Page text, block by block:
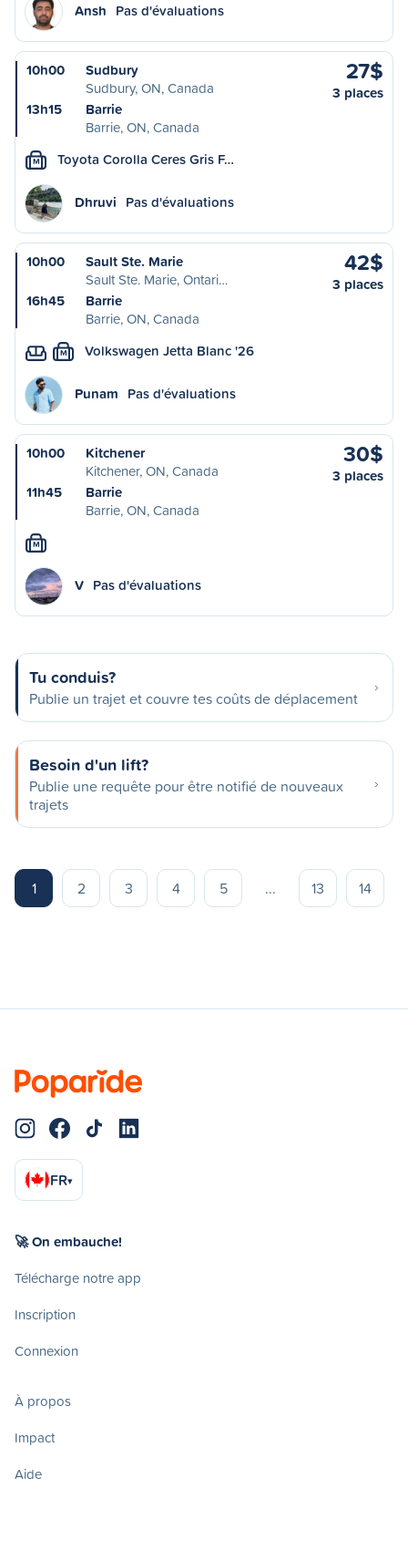
Ansh Pas d'évaluations
10h00
Sudbury
Sudbury, ON, Canada
13h15
Barrie
Barrie, ON, Canada
27$
3 places
M Toyota Corolla Ceres Gris F…
Dhruvi Pas d'évaluations
10h00
Sault Ste. Marie
Sault Ste. Marie, Ontari…
16h45
Barrie
Barrie, ON, Canada
42$
3 places
M Volkswagen Jetta Blanc '26
Punam Pas d'évaluations
10h00
Kitchener
Kitchener, ON, Canada
11h45
Barrie
Barrie, ON, Canada
30$
3 places
M
V Pas d'évaluations
Tu conduis?
Publie un trajet et couvre tes coûts de déplacement
Besoin d'un lift?
Publie une requête pour être notifié de nouveaux
trajets
1 2 3 4 5 ... 13 14
FR▾
🚀 On embauche!
Télécharge notre app
Inscription
Connexion
À propos
Impact
Aide